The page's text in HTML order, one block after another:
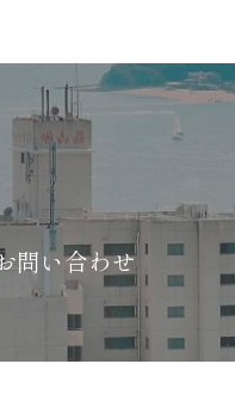
問い合わせ